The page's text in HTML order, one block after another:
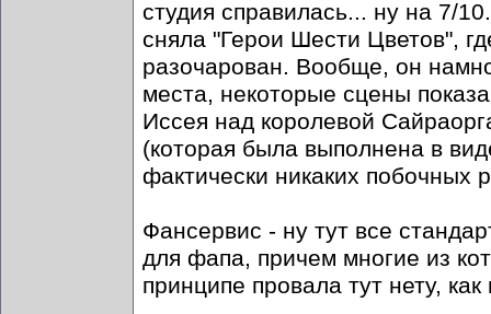
студия справилась... ну на 7/
сняла "Герои Шести Цветов",
разочарован. Вообще, он
места, некоторые сцены
Иссея над королевой
(которая была выполнена в
фактически никаких побочных
Фансервис - ну тут все
для фапа, причем многие из
принципе провала тут нету,